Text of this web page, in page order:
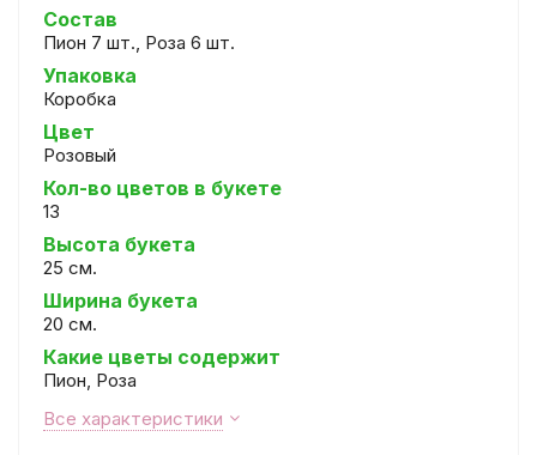
Состав
Пион 7 шт., Роза 6 шт.
Упаковка
Коробка
Цвет
Розовый
Кол-во цветов в букете
13
Высота букета
25 см.
Ширина букета
20 см.
Какие цветы содержит
Пион, Роза
Все характеристики